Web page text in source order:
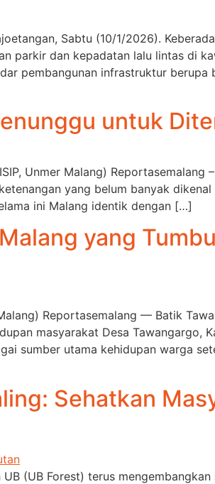
Sabtu (10/1/2026).
parkir dan kepadatan lalu lintas di
pembangunan infrastruktur berupa
untuk
Unmer Malang) Reportasemalang
yang belum banyak
ini Malang identik dengan […]
yang
Reportasemalang — Batik
masyarakat Desa Tawangargo,
sumber utama kehidupan warga
Sehatkan
(UB Forest) terus